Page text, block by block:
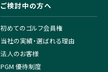
ご検討中の方へ
初めてのゴルフ会員権
当社の実績・選ばれる理由
法人のお客様
PGM 優待制度